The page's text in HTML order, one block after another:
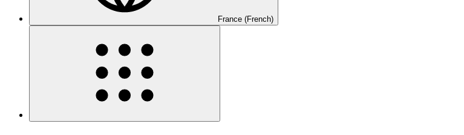
France (French)